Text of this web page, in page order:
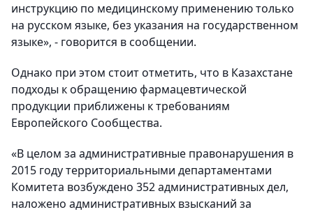
инструкцию по медицинскому применению только
на русском языке, без указания на государственном
языке», - говорится в сообщении.
Однако при этом стоит отметить, что в Казахстане
подходы к обращению фармацевтической
продукции приближены к требованиям
Европейского Сообщества.
«В целом за административные правонарушения в
2015 году территориальными департаментами
Комитета возбуждено 352 административных дел,
наложено административных взысканий за